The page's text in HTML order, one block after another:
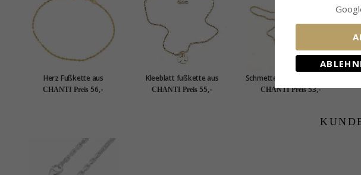
Herz Fußkette aus
vergoldetem Sterlingsilber
CHANTI Preis 56,-
Kleeblatt fußkette aus
vergoldetem sterlingsilber
CHANTI Preis 55,-
Schmetterling Fußkette aus
vergoldetem Sterlingsilber
CHANTI Preis 53,-